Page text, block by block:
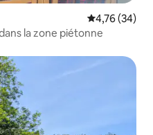
Évaluation
4,76 (34)
la zone piétonne